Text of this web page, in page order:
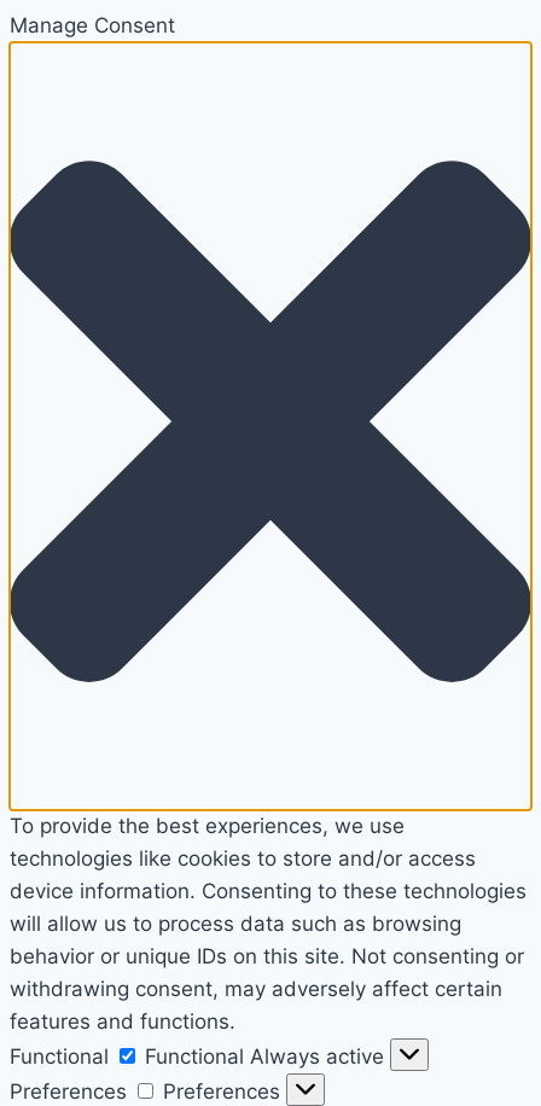
Manage Consent
To provide the best experiences, we use
technologies like cookies to store and/or access
device information. Consenting to these technologies
will allow us to process data such as browsing
behavior or unique IDs on this site. Not consenting or
withdrawing consent, may adversely affect certain
features and functions.
Functional
Functional Always active
Preferences
Preferences